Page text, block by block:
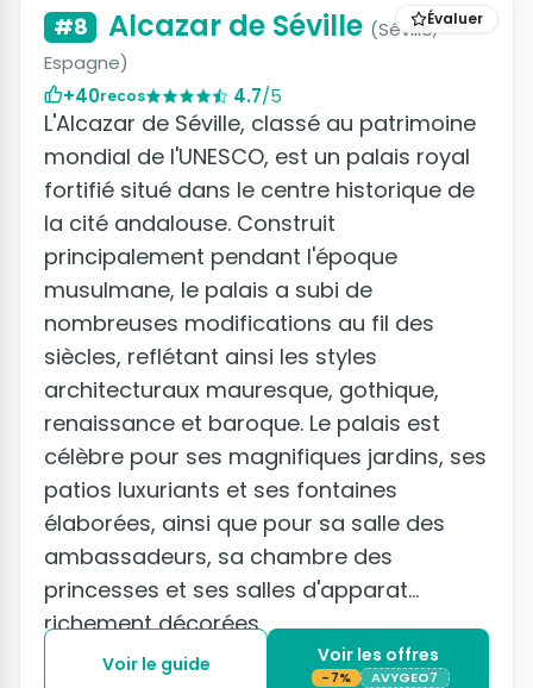
Évaluer
#8 Alcazar de Séville (Séville,
Espagne)
+40recos 4.7/5
L'Alcazar de Séville, classé au patrimoine
mondial de l'UNESCO, est un palais royal
fortifié situé dans le centre historique de
la cité andalouse. Construit
principalement pendant l'époque
musulmane, le palais a subi de
nombreuses modifications au fil des
siècles, reflétant ainsi les styles
architecturaux mauresque, gothique,
renaissance et baroque. Le palais est
célèbre pour ses magnifiques jardins, ses
patios luxuriants et ses fontaines
élaborées, ainsi que pour sa salle des
ambassadeurs, sa chambre des
princesses et ses salles d'apparat
richement décorées.
Voir le guide Voir les offres
-7% AVYGEO7